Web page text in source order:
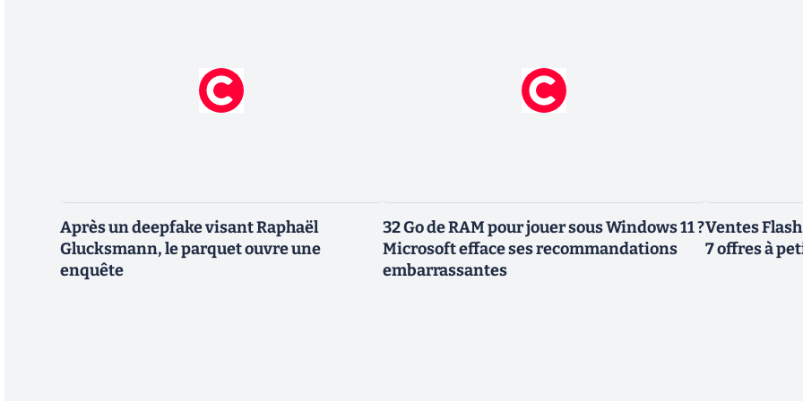
Après un deepfake visant Raphaël
Glucksmann, le parquet ouvre une
enquête
32 Go de RAM pour jouer sous Windows 11 ?
Microsoft efface ses recommandations
embarrassantes
Ventes
7 offres à